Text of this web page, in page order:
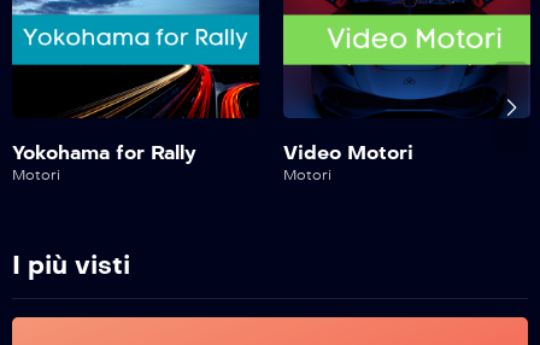
Safe Drive – 322^ Puntata
Safe Drive – 319^ Puntata
Yokohama for Rally
Motori
Video Motori
Motori
I più visti